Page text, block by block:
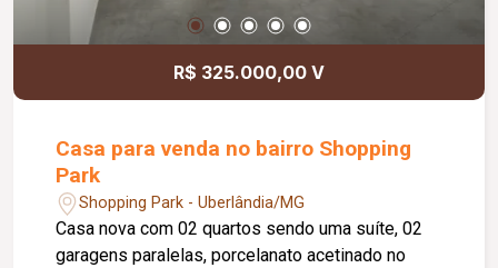
R$ 325.000,00 V
Casa para venda no bairro Shopping
Park
Shopping Park - Uberlândia/MG
Casa nova com 02 quartos sendo uma suíte, 02
garagens paralelas, porcelanato acetinado no